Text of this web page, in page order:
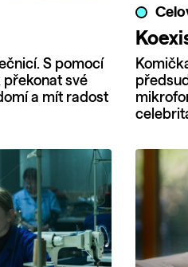
S pomocí
překonat své
a mít radost